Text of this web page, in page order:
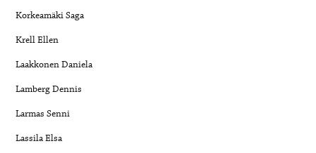
Korkeamäki Saga
Krell Ellen
Laakkonen Daniela
Lamberg Dennis
Larmas Senni
Lassila Elsa